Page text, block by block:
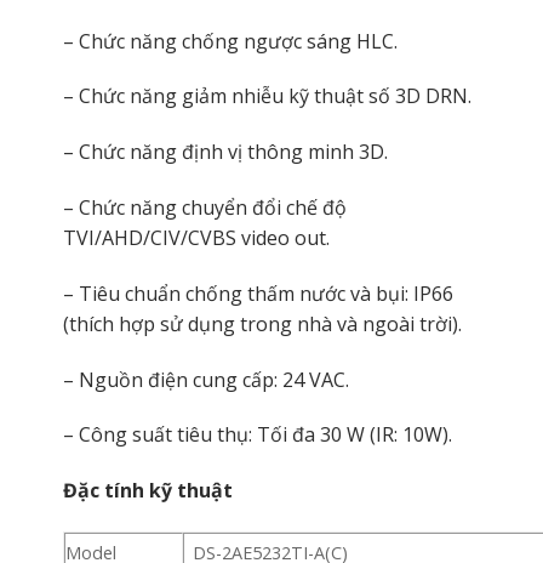
– Chức năng chống ngược sáng HLC.
– Chức năng giảm nhiễu kỹ thuật số 3D DRN.
– Chức năng định vị thông minh 3D.
– Chức năng chuyển đổi chế độ
TVI/AHD/CIV/CVBS video out.
– Tiêu chuẩn chống thấm nước và bụi: IP66
(thích hợp sử dụng trong nhà và ngoài trời).
– Nguồn điện cung cấp: 24 VAC.
– Công suất tiêu thụ: Tối đa 30 W (IR: 10W).
Đặc tính kỹ thuật
Model DS-2AE5232TI-A(C)